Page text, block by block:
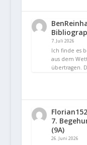
7. Juli 2026
Ich finde es
aus dem
übertragen.
Florian152
7.
(9A)
26. Juni 2026